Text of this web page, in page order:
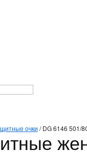
очки /DG 6146 501/